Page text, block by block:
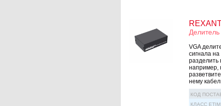
VGA
сигнала
разделить
например,
нему
КОД
КЛАСС ETIM